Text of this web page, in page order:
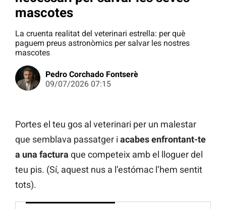
mascotes
La cruenta realitat del veterinari estrella: per què
paguem preus astronòmics per salvar les nostres
mascotes
Pedro Corchado Fontserè
09/07/2026 07:15
Portes el teu gos al veterinari per un malestar
que semblava passatger i acabes enfrontant-te
a una factura que competeix amb el lloguer del
teu pis. (Sí, aquest nus a l’estómac l’hem sentit
tots).